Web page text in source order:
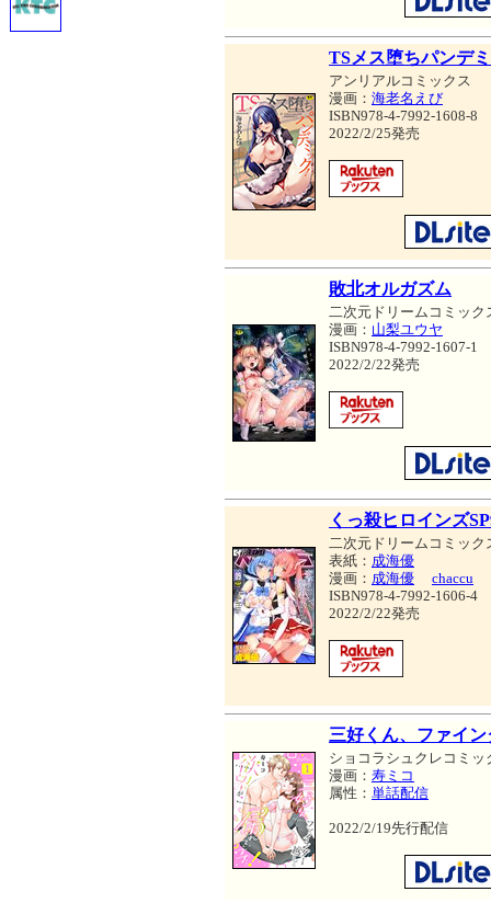
TSメス堕ちパンデ
アンリアルコミックス
漫画： 海老名えび
ISBN978-4-7992-1608-8
2022/2/25発売
敗北オルガズム
二次元ドリームコミック
漫画： 山梨ユウヤ
ISBN978-4-7992-1607-1
2022/2/22発売
くっ殺ヒロインズ
二次元ドリームコミック
表紙： 成海優
漫画： 成海優
chaccu
ISBN978-4-7992-1606-4
2022/2/22発売
三好くん、ファイ
ショコラシュクレコミッ
漫画： 寿ミコ
属性： 単話配信
2022/2/19先行配信